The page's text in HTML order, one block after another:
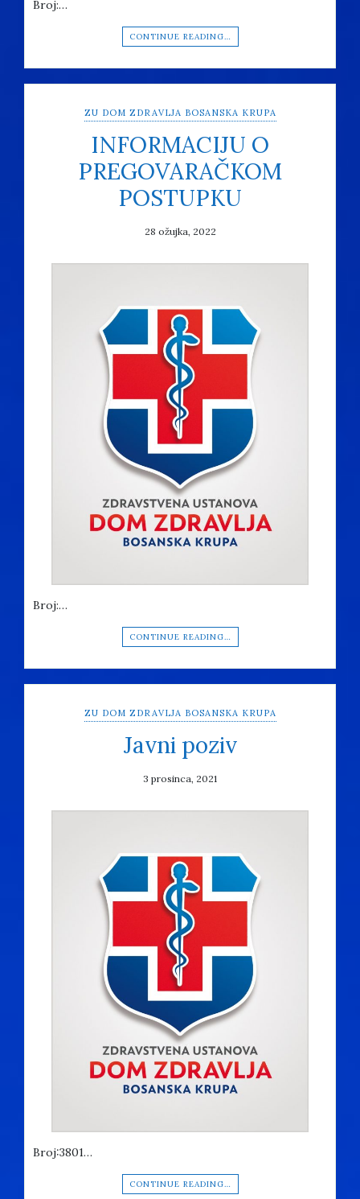
Broj:…
CONTINUE READING…
ZU DOM ZDRAVLJA BOSANSKA KRUPA
INFORMACIJU O
PREGOVARAČKOM
POSTUPKU
28 ožujka, 2022
Broj:…
CONTINUE READING…
ZU DOM ZDRAVLJA BOSANSKA KRUPA
Javni poziv
3 prosinca, 2021
Broj:3801…
CONTINUE READING…